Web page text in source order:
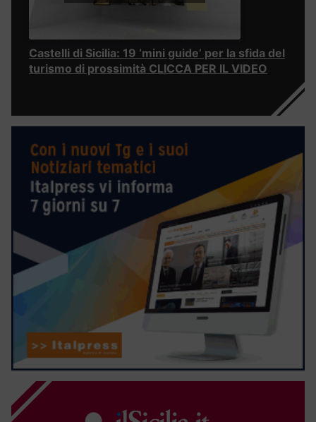
Castelli di Sicilia: 19 ‘mini guide’ per la sfida del
turismo di prossimità CLICCA PER IL VIDEO